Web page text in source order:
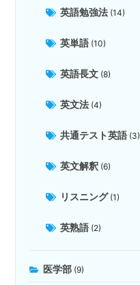
英語勉強法 (14)
英単語 (10)
英語長文 (8)
英文法 (4)
共通テスト英語 (3)
英文解釈 (6)
リスニング(1)
英熟語 (2)
医学部 (9)